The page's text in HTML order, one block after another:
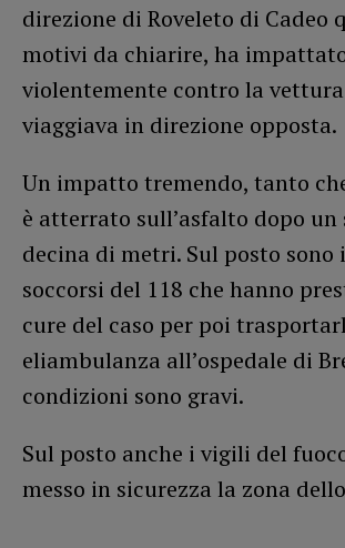
direzione di Roveleto di Cadeo
motivi da chiarire, ha
violentemente contro la
viaggiava in direzione opposta.
Un impatto tremendo, tanto
è atterrato sull’asfalto dopo
decina di metri. Sul posto
soccorsi del 118 che hanno
cure del caso per poi
eliambulanza all’ospedale di
condizioni sono gravi.
Sul posto anche i vigili del
messo in sicurezza la zona